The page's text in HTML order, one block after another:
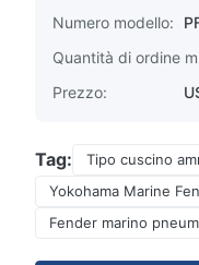
Numero modello:
Quantità di ordine
Prezzo:
Tag:
Tipo cuscino
Yokohama Marine
Fender marino